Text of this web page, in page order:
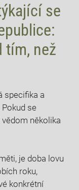
se
tím, než
specifika a
se
několika
je ‌doba lovu
⁣roku,
konkrétní